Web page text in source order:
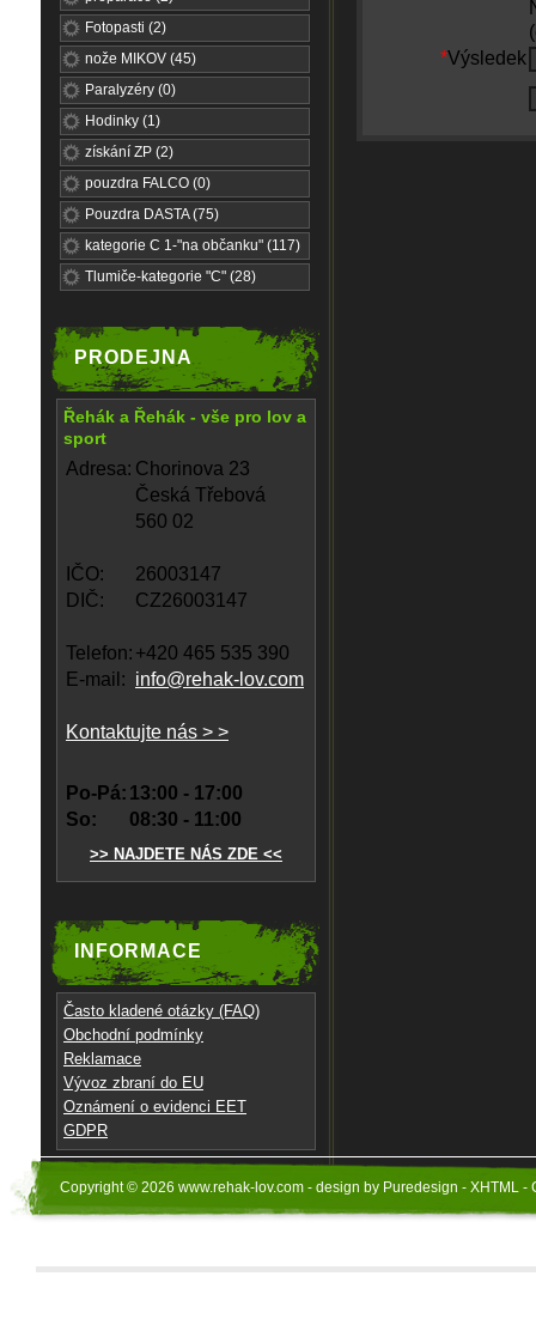
Fotopasti (2)
nože MIKOV (45)
Paralyzéry (0)
Hodinky (1)
získání ZP (2)
pouzdra FALCO (0)
Pouzdra DASTA (75)
kategorie C 1-"na občanku" (117)
Tlumiče-kategorie "C" (28)
PRODEJNA
Řehák a Řehák - vše pro lov a
sport
Adresa: Chorinova 23
Česká Třebová
560 02
IČO:
26003147
DIČ:
CZ26003147
Telefon: +420 465 535 390
E-mail: info@rehak-lov.com
Kontaktujte nás > >
Po-Pá: 13:00 - 17:00
So:
08:30 - 11:00
>> NAJDETE NÁS ZDE <<
INFORMACE
Často kladené otázky (FAQ)
Obchodní podmínky
Reklamace
Vývoz zbraní do EU
Oznámení o evidenci EET
GDPR
*Výsledek
Copyright © 2026 www.rehak-lov.com - design by Puredesign - XHTML -